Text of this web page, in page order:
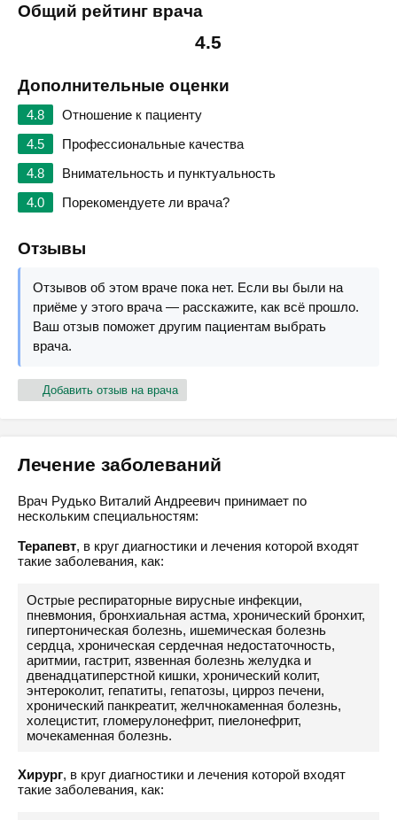
Общий рейтинг врача
4.5
Дополнительные оценки
4.8
Отношение к пациенту
4.5
Профессиональные качества
4.8
Внимательность и пунктуальность
4.0
Порекомендуете ли врача?
Отзывы
Отзывов об этом враче пока нет. Если вы были на
приёме у этого врача — расскажите, как всё прошло.
Ваш отзыв поможет другим пациентам выбрать
врача.
Добавить отзыв на врача
Лечение заболеваний
Врач Рудько Виталий Андреевич принимает по
нескольким специальностям:
Терапевт, в круг диагностики и лечения которой входят
такие заболевания, как:
Острые респираторные вирусные инфекции,
пневмония, бронхиальная астма, хронический бронхит,
гипертоническая болезнь, ишемическая болезнь
сердца, хроническая сердечная недостаточность,
аритмии, гастрит, язвенная болезнь желудка и
двенадцатиперстной кишки, хронический колит,
энтероколит, гепатиты, гепатозы, цирроз печени,
хронический панкреатит, желчнокаменная болезнь,
холецистит, гломерулонефрит, пиелонефрит,
мочекаменная болезнь.
Хирург, в круг диагностики и лечения которой входят
такие заболевания, как: